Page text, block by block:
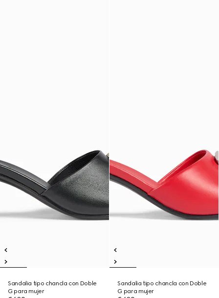
Sandalia tipo chancla con Doble
G para mujer
Sandalia tipo chancla con Doble
G para mujer